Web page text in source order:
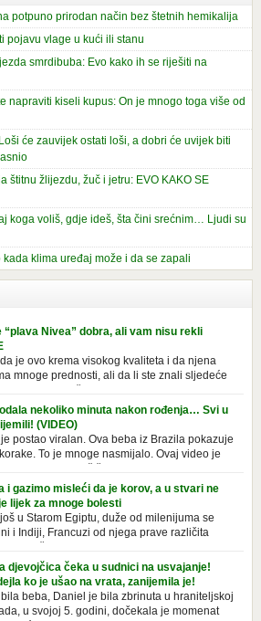
potpuno prirodan način bez štetnih hemikalija
pojavu vlage u kući ili stanu
smrdibuba: Evo kako ih se riješiti na
napraviti kiseli kupus: On je mnogo toga više od
će zauvijek ostati loši, a dobri će uvijek biti
štitnu žlijezdu, žuč i jetru: EVO KAKO SE
koga voliš, gdje ideš, šta čini srećnim… Ljudi su
klima uređaj može i da se zapali
“plava Nivea” dobra, ali vam nisu rekli
je ovo krema visokog kvaliteta i da njena
mnoge prednosti, ali da li ste znali sljedeće
krema u klasičnoj, plavoj kutiji,
formule, jeste nezamenljiv inventar
žena. Mnogi ljudi se ne odvajaju od nje, pa je
nekoliko minuta nakon rođenja… Svi u
(VIDEO)
postao viralan. Ova beba iz Brazila pokazuje
To je mnoge nasmijalo. Ovaj video je
Ne viđamo baš često ovakve korake kod
je snimila babica, pregledalo ga je preko 80
ostale u čudu nakon što su vidjeli kako
i gazimo misleći da je korov, a u stvari ne
lijek za mnoge bolesti
u Starom Egiptu, duže od milenijuma se
i Indiji, Francuzi od njega prave različita
jela i čorbe… Jedino mi gazimo po njemu,
Tušt je jednogodišnji, ali vrlo uporan
jednom nastani u bašti ili dvorištu, teško ga se
djevojčica čeka u sudnici na usvajanje!
ko je ušao na vrata, zanijemila je!
beba, Daniel je bila zbrinuta u hraniteljskoj
u svojoj 5. godini, dočekala je momenat